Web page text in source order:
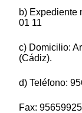
b) Expediente
01 11
c) Domicilio:
(Cádiz).
d) Teléfono:
Fax: